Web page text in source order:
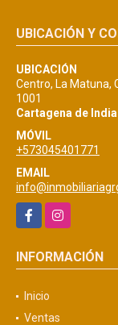
UBICACIÓN Y
UBICACIÓN
Centro, La Matuna,
1001
Cartagena de
MÓVIL
+573045401771
EMAIL
FacebookInstagram
INFORMACIÓN
Inicio
Ventas